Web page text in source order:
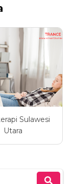
Sulawesi
Utara